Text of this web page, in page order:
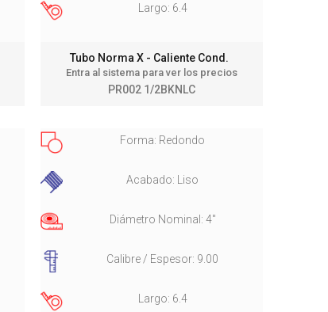
Largo: 6.4
Tubo Norma X - Caliente Cond.
Entra al sistema para ver los precios
PR002 1/2BKNLC
Forma: Redondo
Acabado: Liso
Diámetro Nominal: 4"
Calibre / Espesor: 9.00
Largo: 6.4